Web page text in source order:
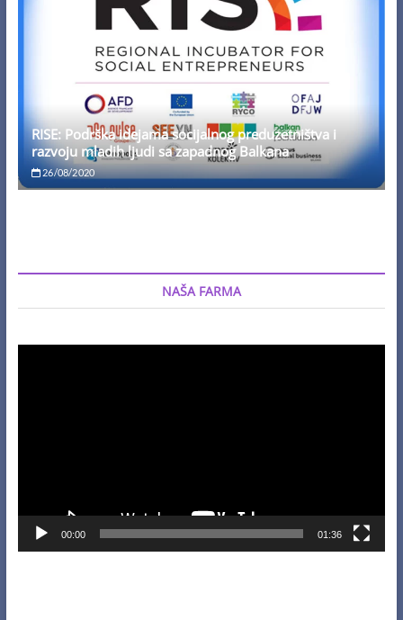
RISE: Podrška idejama socijalnog preduzetništva i
razvoju mladih ljudi sa zapadnog Balkana
26/08/2020
NAŠA FARMA
00:00 01:36